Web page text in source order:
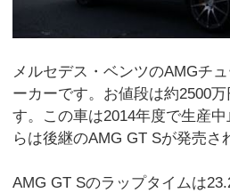
メルセデス・ベンツのAMGチ
ーカーです。お値段は約2500
す。この車は2014年度で生産
らは後継のAMG GT Sが発売さ
AMG GT Sのラップタイムは